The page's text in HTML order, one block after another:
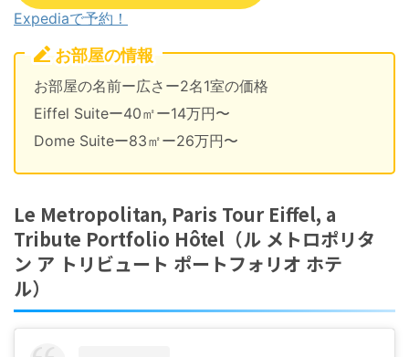
Expediaで予約！
お部屋の情報
お部屋の名前ー広さー2名1室の価格
Eiffel Suiteー40㎡ー14万円〜
Dome Suiteー83㎡ー26万円〜
Le Metropolitan, Paris Tour Eiffel, a
Tribute Portfolio Hôtel（ル メトロポリタ
ン ア トリビュート ポートフォリオ ホテ
ル）